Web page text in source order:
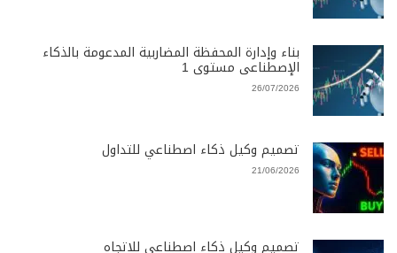
بناء وإدارة المحفظة المضاربية المدعومة بالذكاء
الإصطناعى مستوى 1
26/07/2026
تصميم وكيل ذكاء اصطناعي للتداول
21/06/2026
تصميم وكيل ذكاء اصطناعي للاتجاه